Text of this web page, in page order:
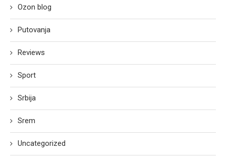
Ozon blog
Putovanja
Reviews
Sport
Srbija
Srem
Uncategorized